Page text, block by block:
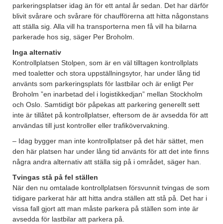
parkeringsplatser idag än för ett antal år sedan. Det har därför
blivit svårare och svårare för chaufförerna att hitta någonstans
att ställa sig. Alla vill ha transporterna men få vill ha bilarna
parkerade hos sig, säger Per Broholm.
Inga alternativ
Kontrollplatsen Stolpen, som är en väl tilltagen kontrollplats
med toaletter och stora uppställningsytor, har under lång tid
använts som parkeringsplats för lastbilar och är enligt Per
Broholm ”en inarbetad del i logistikkedjan” mellan Stockholm
och Oslo. Samtidigt bör påpekas att parkering generellt sett
inte är tillåtet på kontrollplatser, eftersom de är avsedda för att
användas till just kontroller eller trafikövervakning.
– Idag bygger man inte kontrollplatser på det här sättet, men
den här platsen har under lång tid använts för att det inte finns
några andra alternativ att ställa sig på i området, säger han.
Tvingas stå på fel ställen
När den nu omtalade kontrollplatsen försvunnit tvingas de som
tidigare parkerat här att hitta andra ställen att stå på. Det har i
vissa fall gjort att man måste parkera på ställen som inte är
avsedda för lastbilar att parkera på.